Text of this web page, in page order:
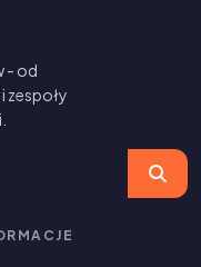
- od
zespoły